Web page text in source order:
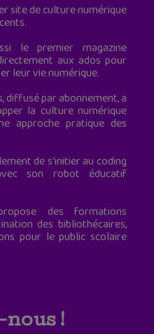
site de culture numérique
le premier magazine
aux ados pour
leur vie numérique.
diffusé par abonnement, a
la culture numérique
approche pratique des
de s'initier au coding
son robot éducatif
des formations
des bibliothécaires,
pour le public scolaire
!